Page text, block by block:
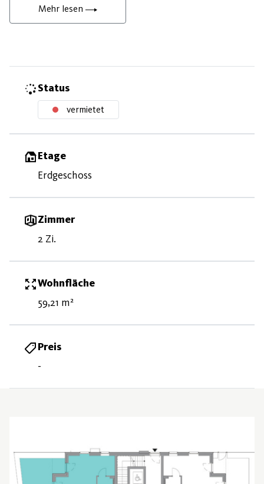
Mehr lesen
Status
vermietet
Etage
Erdgeschoss
Zimmer
2 Zi.
Wohnfläche
59,21 m²
Preis
-